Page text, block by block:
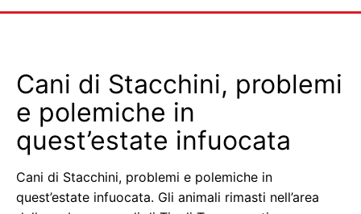
Cani di Stacchini, problemi
e polemiche in
quest’estate infuocata
Cani di Stacchini, problemi e polemiche in
quest’estate infuocata. Gli animali rimasti nell’area